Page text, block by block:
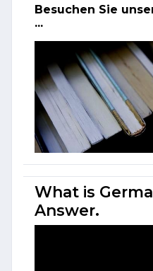
Besuchen Sie
...
What is
Answer.